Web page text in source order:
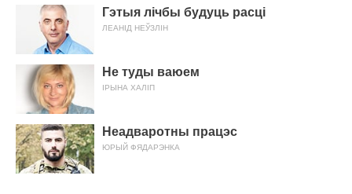
Гэтыя лічбы будуць расці
ЛЕАНІД НЕЎЗЛІН
Не туды ваюем
ІРЫНА ХАЛІП
Неадваротны працэс
ЮРЫЙ ФЯДАРЭНКА